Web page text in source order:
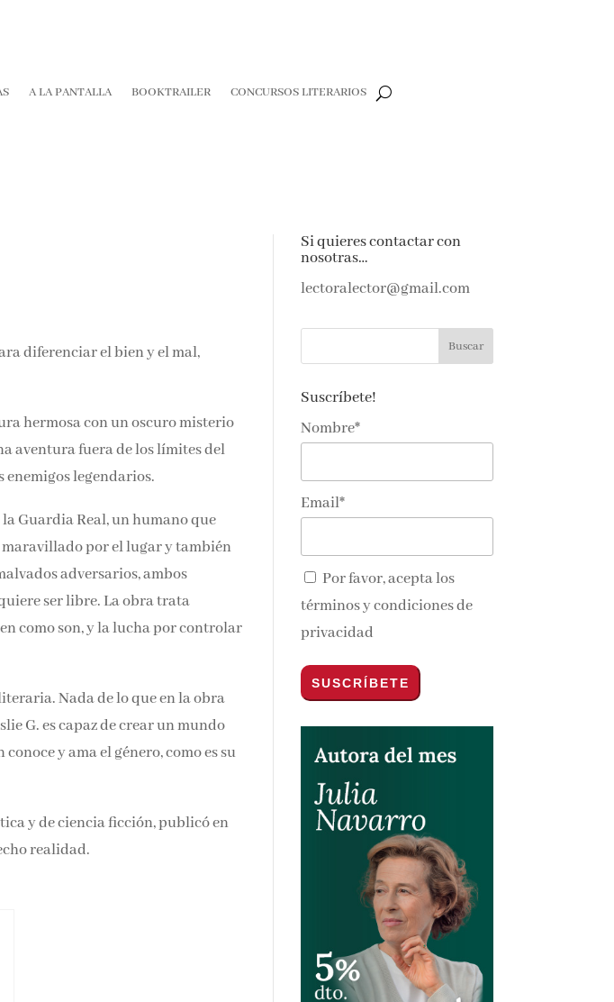
A LA PANTALLA BOOKTRAILER CONCURSOS LITERARIOS
diferenciar el bien y el mal,
hermosa con un oscuro misterio
aventura fuera de los límites del
enemigos legendarios.
Guardia Real, un humano que
maravillado por el lugar y también
adversarios, ambos
ser libre. La obra trata
como son, y la lucha por controlar
Nada de lo que en la obra
G. es capaz de crear un mundo
y ama el género, como es su
y de ciencia ficción, publicó en
realidad.
Si quieres contactar con
nosotras…
lectoralector@gmail.com
Suscríbete!
Nombre*
Email*
Por favor, acepta los
términos y condiciones de
privacidad